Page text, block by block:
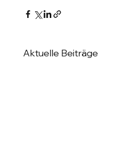
Aktuelle Beiträge